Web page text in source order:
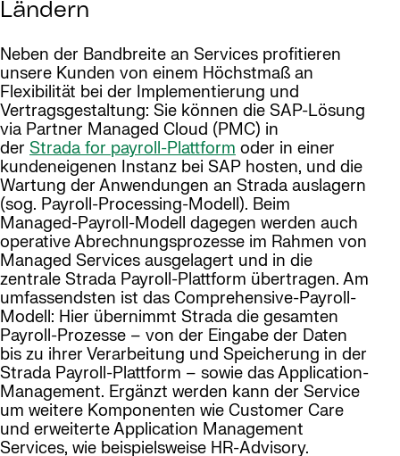
Ländern
Neben der Bandbreite an Services profitieren
unsere Kunden von einem Höchstmaß an
Flexibilität bei der Implementierung und
Vertragsgestaltung: Sie können die SAP-Lösung
via Partner Managed Cloud (PMC) in
der Strada for payroll-Plattform oder in einer
kundeneigenen Instanz bei SAP hosten, und die
Wartung der Anwendungen an Strada auslagern
(sog. Payroll-Processing-Modell). Beim
Managed-Payroll-Modell dagegen werden auch
operative Abrechnungsprozesse im Rahmen von
Managed Services ausgelagert und in die
zentrale Strada Payroll-Plattform übertragen. Am
umfassendsten ist das Comprehensive-Payroll-
Modell: Hier übernimmt Strada die gesamten
Payroll-Prozesse – von der Eingabe der Daten
bis zu ihrer Verarbeitung und Speicherung in der
Strada Payroll-Plattform – sowie das Application-
Management. Ergänzt werden kann der Service
um weitere Komponenten wie Customer Care
und erweiterte Application Management
Services, wie beispielsweise HR-Advisory.